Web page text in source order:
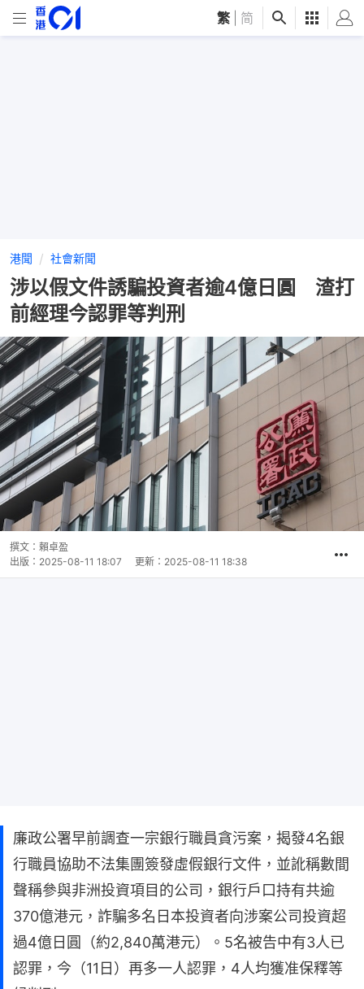
繁 简
港聞 社會新聞
涉以假文件誘騙投資者逾4億日圓 渣打
前經理今認罪等判刑
撰文： 賴卓盈
出版： 2025-08-11 18:07 更新： 2025-08-11 18:38
廉政公署早前調查一宗銀行職員貪污案，揭發4名銀
行職員協助不法集團簽發虛假銀行文件，並訛稱數間
聲稱參與非洲投資項目的公司，銀行戶口持有共逾
370億港元，詐騙多名日本投資者向涉案公司投資超
過4億日圓（約2,840萬港元）。5名被告中有3人已
認罪，今（11日）再多一人認罪，4人均獲准保釋等